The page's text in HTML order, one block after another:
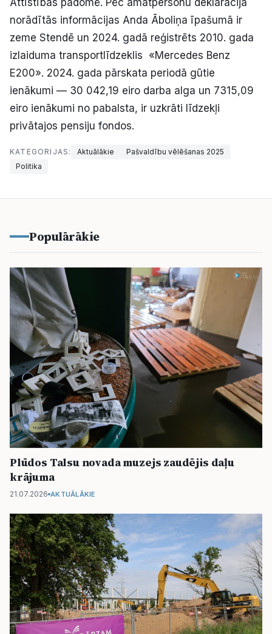
norādītās informācijas Anda Āboliņa īpašumā ir
zeme Stendē un 2024. gadā reģistrēts 2010. gada
izlaiduma transportlīdzeklis «Mercedes Benz
E200». 2024. gada pārskata periodā gūtie
ienākumi — 30 042,19 eiro darba alga un 7315,09
eiro ienākumi no pabalsta, ir uzkrāti līdzekļi
privātajos pensiju fondos.
KATEGORIJAS: Aktuālākie
Pašvaldību vēlēšanas 2025
Politika
Populārākie
Plūdos Talsu novada muzejs zaudējis daļu
krājuma
21.07.2026 AKTUĀLĀKIE